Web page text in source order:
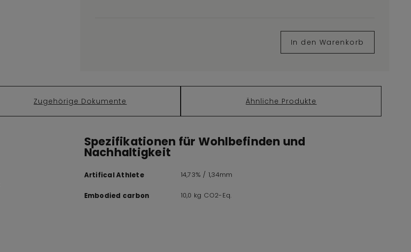
In den Warenkorb
Zugehörige Dokumente Ähnliche Produkte
Spezifikationen für Wohlbefinden und
Nachhaltigkeit
Artifical Athlete 14,73% / 1,34mm
Embodied carbon 10,0 kg CO2-Eq.